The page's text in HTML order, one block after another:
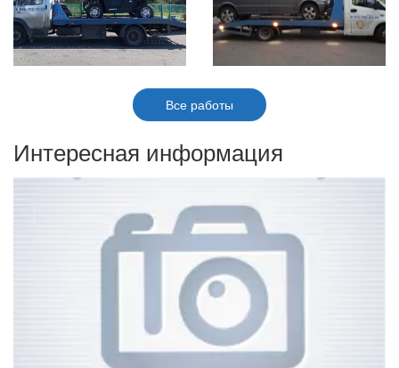
Все работы
Интересная информация